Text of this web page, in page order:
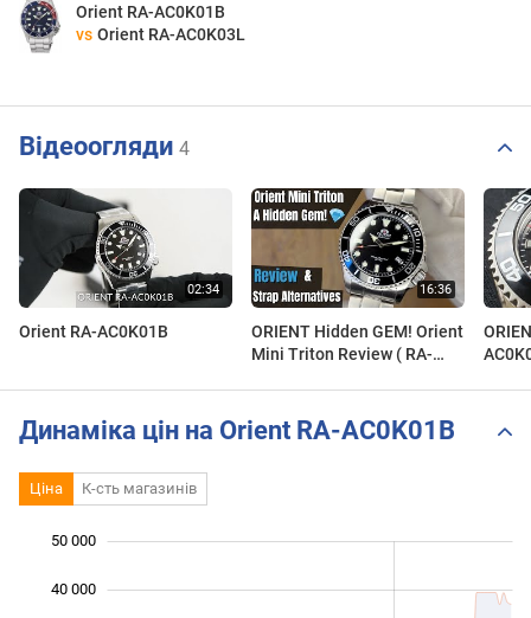
Orient RA-AC0K01B
vs Orient RA-AC0K03L
Відеоогляди 4
Orient RA-AC0K01B
ORIENT Hidden GEM! Orient
Mini Triton Review ( RA-
Динаміка цін на Orient RA-AC0K01B
Ціна К-сть магазинів
40 000
50 000